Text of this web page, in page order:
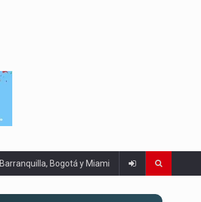
Barranquilla, Bogotá y Miami